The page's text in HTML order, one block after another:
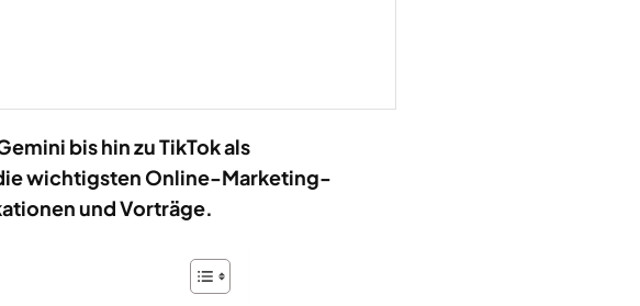
bis hin zu TikTok als
wichtigsten Online-Marketing-
und Vorträge.